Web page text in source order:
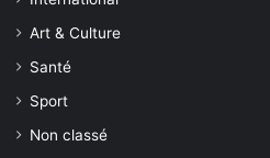
Art & Culture
Santé
Sport
Non classé